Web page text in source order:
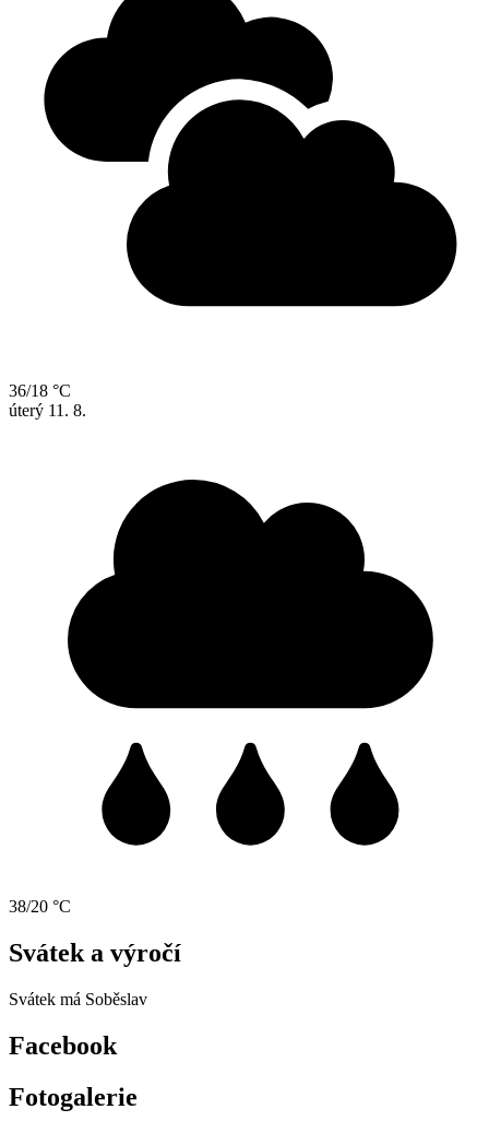
36/18 °C
úterý 11. 8.
38/20 °C
Svátek a výročí
Svátek má Soběslav
Facebook
Fotogalerie